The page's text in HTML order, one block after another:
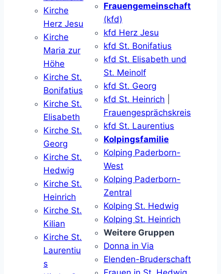
Kirche
Herz Jesu
Kirche
Maria zur
Höhe
Kirche St.
Bonifatius
Kirche St.
Elisabeth
Kirche St.
Georg
Kirche St.
Hedwig
Kirche St.
Heinrich
Kirche St.
Kilian
Kirche St.
Laurentiu
s
Frauengemeinschaft
(kfd)
kfd Herz Jesu
kfd St. Bonifatius
kfd St. Elisabeth und
St. Meinolf
kfd St. Georg
kfd St. Heinrich
Frauengesprächskreis
kfd St. Laurentius
Kolpingsfamilie
Kolping Paderborn-
West
Kolping Paderborn-
Zentral
Kolping St. Hedwig
Kolping St. Heinrich
Weitere Gruppen
Donna in Via
Elenden-Bruderschaft